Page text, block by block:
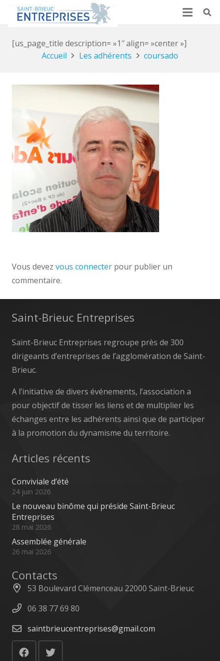
[us_page_title description= »1″ align= »center »]
Accueil
Les adhérents coursado
Vous devez vous connecter pour publier un
commentaire.
Saint-Brieuc Entreprises
Saint-Brieuc Entreprises regroupe près de 300
dirigeants d’entreprises de l’agglomération de Saint-
Brieuc.
A l’initiative de divers événements, l’association a
pour objectif de tisser les liens et de multiplier les
échanges entre les adhérents ainsi que de participer
à la promotion du dynamisme du territoire.
Articles récents
Conviviale d’été
24 juin 2026
Le nouveau binôme qui préside Saint-Brieuc
Entreprises
28 mai 2026
Assemblée générale
26 mai 2026
Contacts
53 Boulevard Clémenceau 22000 Saint-Brieuc
06 38 77 69 80
saintbrieucentreprises@gmail.com